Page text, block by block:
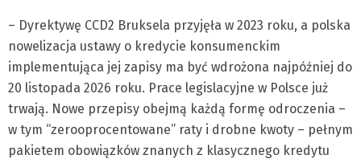
– Dyrektywę CCD2 Bruksela przyjęła w 2023 roku, a polska
nowelizacja ustawy o kredycie konsumenckim
implementująca jej zapisy ma być wdrożona najpóźniej do
20 listopada 2026 roku. Prace legislacyjne w Polsce już
trwają. Nowe przepisy obejmą każdą formę odroczenia –
w tym “zerooprocentowane” raty i drobne kwoty – pełnym
pakietem obowiązków znanych z klasycznego kredytu